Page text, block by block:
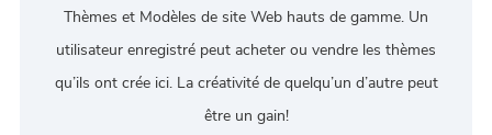
Thèmes et Modèles de site Web hauts de gamme. Un
utilisateur enregistré peut acheter ou vendre les thèmes
qu’ils ont crée ici. La créativité de quelqu’un d’autre peut
être un gain!